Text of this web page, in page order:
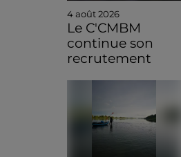
4 août 2026
Le C'CMBM
continue son
recrutement